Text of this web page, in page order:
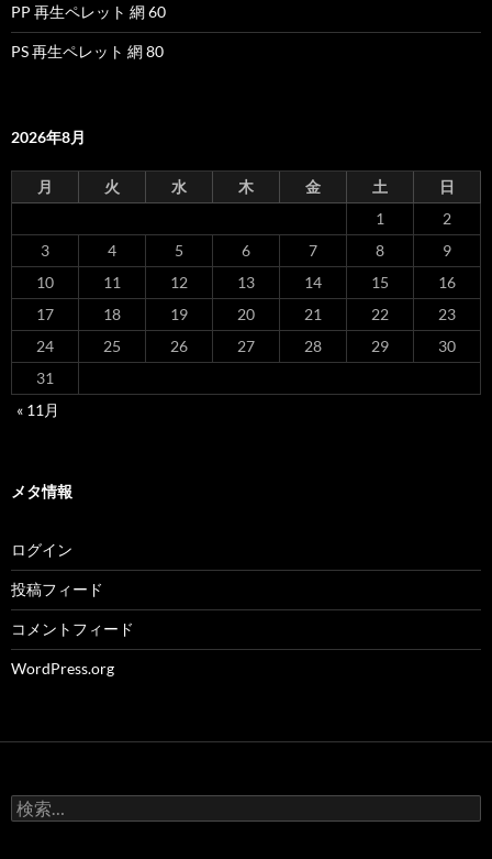
PP 再生ペレット 網 60
PS 再生ペレット 網 80
2026年8月
月 火 水 木 金 土
日
1
2
3
4 5 6 7 8
9
10
11 12 13 14 15
16
17
18 19 20 21 22
23
24
25 26 27 28 29
30
31
« 11月
メタ情報
ログイン
投稿フィード
コメントフィード
WordPress.org
検
索: